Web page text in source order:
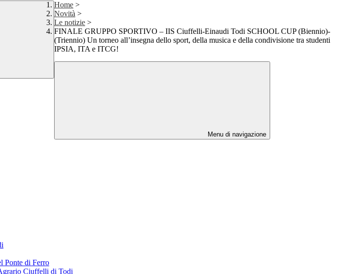
Home >
Novità >
Le notizie >
FINALE GRUPPO SPORTIVO – IIS Ciuffelli-Einaudi Todi SCHOOL CUP (Biennio)-
(Triennio) Un torneo all’insegna dello sport, della musica e della condivisione tra studenti
IPSIA, ITA e ITCG!
Menu di navigazione
Ponte di Ferro
Ciuffelli di Todi